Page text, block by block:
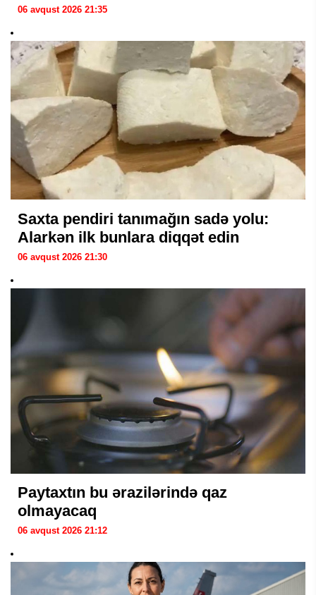
06 avqust 2026 21:35
Saxta pendiri tanımağın sadə yolu:
Alarkən ilk bunlara diqqət edin
06 avqust 2026 21:30
Paytaxtın bu ərazilərində qaz
olmayacaq
06 avqust 2026 21:12